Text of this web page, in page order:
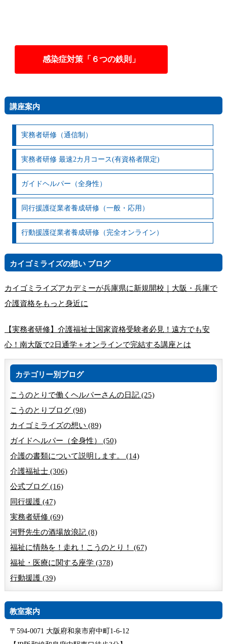
感染症対策「６つの鉄則」
講座案内
実務者研修（通信制）
実務者研修 最速2カ月コース(有資格者限定)
ガイドヘルパー（全身性）
同行援護従業者養成研修（一般・応用）
行動援護従業者養成研修（完全オンライン）
カイゴミライズの想い ブログ
カイゴミライズアカデミーが兵庫県に新規開校｜大阪・兵庫で
介護資格をもっと身近に
【実務者研修】介護福祉士国家資格受験者必見！遠方でも安
心！南大阪で2日通学＋オンラインで完結する講座とは
カテゴリー別ブログ
こうのとりで働くヘルパーさんの日記 (25)
こうのとりブログ (98)
カイゴミライズの想い (89)
ガイドヘルパー（全身性） (50)
介護の書類について説明します。 (14)
介護福祉士 (306)
公式ブログ (16)
同行援護 (47)
実務者研修 (69)
河野先生の酒場放浪記 (8)
福祉に情熱を！走れ！こうのとり！ (67)
福祉・医療に関する座学 (378)
行動援護 (39)
教室案内
〒594-0071 大阪府和泉市府中町1-6-12